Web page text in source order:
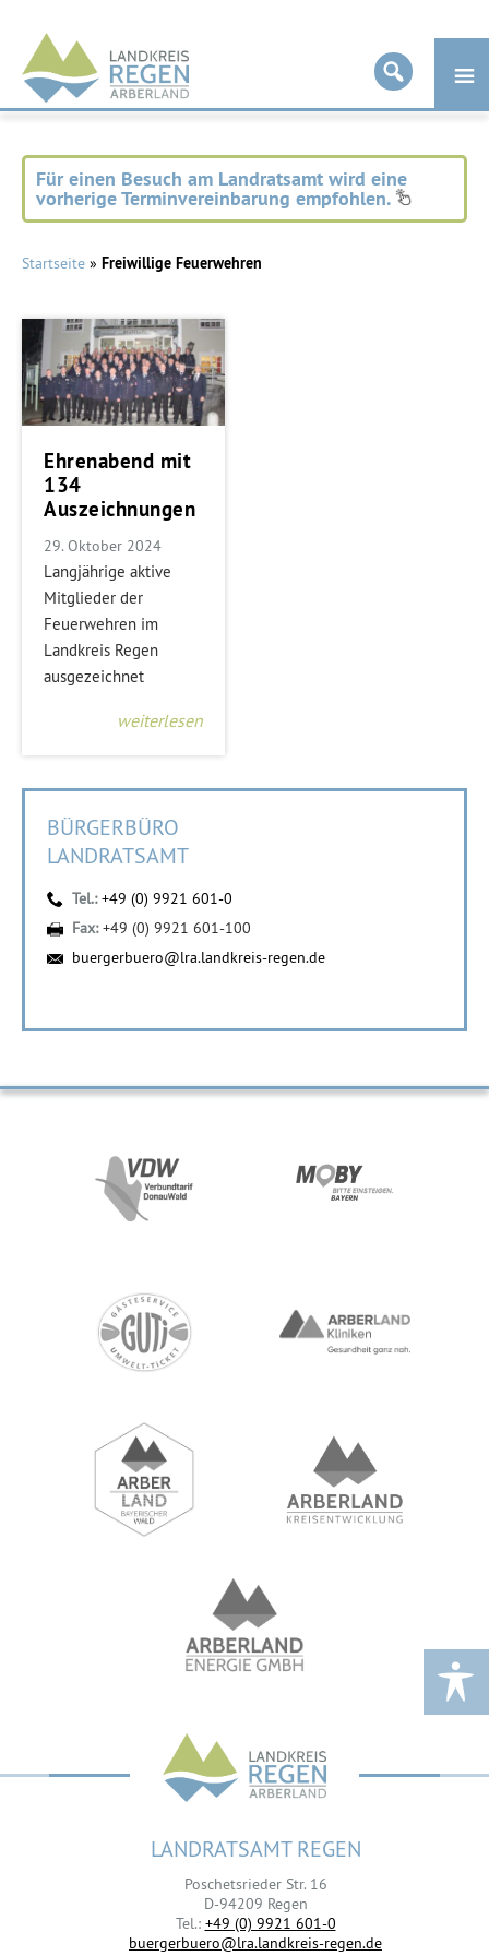
Landkreis
Regen
Für einen Besuch am Landratsamt wird eine
vorherige Terminvereinbarung empfohlen.
Startseite » Freiwillige Feuerwehren
Ehrenabend mit
134
Auszeichnungen
29. Oktober 2024
Langjährige aktive
Mitglieder der
Feuerwehren im
Landkreis Regen
ausgezeichnet
weiterlesen
BÜRGERBÜRO
LANDRATSAMT
Tel.:+49 (0) 9921 601-0
Fax:+49 (0) 9921 601-100
buergerbuero@lra.landkreis-regen.de
LANDRATSAMT REGEN
Poschetsrieder Str. 16
D-94209 Regen
Tel.: +49 (0) 9921 601-0
buergerbuero@lra.landkreis-regen.de